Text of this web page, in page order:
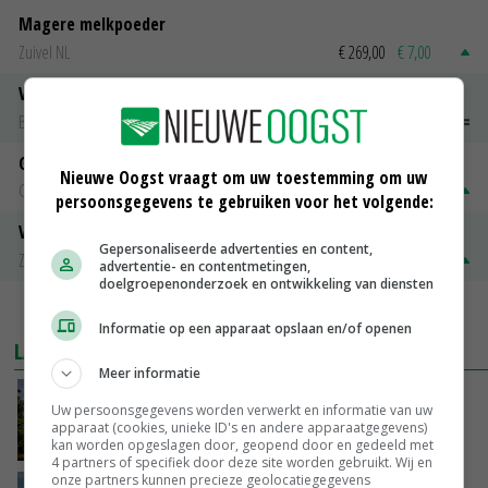
Magere melkpoeder
Zuivel NL
€ 269,00 € 7,00
Vleeskuikens 2001-2600 gr
Barneveld
€ 1,09
Gerst
Groningen
€ 197,00 € 2,00
Volle melkpoeder
Zuivel NL
€ 345,00
LAATSTE NIEUWS
minister spreekt van ‘ondernemersrisico’
VANDAAG, 16:27
Nieuwe Oogst vraagt om uw toestemming om uw
persoonsgegevens te gebruiken voor het volgende:
Gepersonaliseerde advertenties en content,
advertentie- en contentmetingen,
doelgroepenonderzoek en ontwikkeling van diensten
Informatie op een apparaat opslaan en/of openen
Meer informatie
Uw persoonsgegevens worden verwerkt en informatie van uw
apparaat (cookies, unieke ID's en andere apparaatgegevens)
kan worden opgeslagen door, geopend door en gedeeld met
4 partners of specifiek door deze site worden gebruikt. Wij en
onze partners kunnen precieze geolocatiegegevens